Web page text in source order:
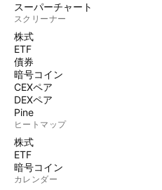
スーパーチャート
スクリーナー
株式
ETF
債券
暗号コイン
CEXペア
DEXペア
Pine
ヒートマップ
株式
ETF
暗号コイン
カレンダー